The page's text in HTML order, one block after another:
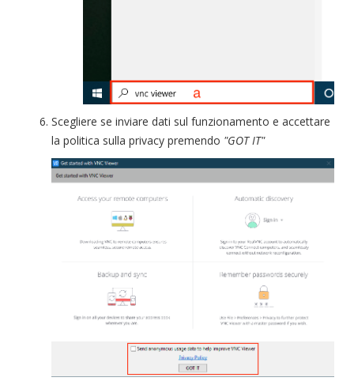
Scegliere se inviare dati sul funzionamento e accettare
la politica sulla privacy premendo "GOT IT"